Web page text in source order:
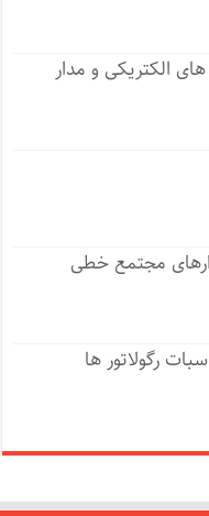
الکتریکی و مدار
مجتمع خطی
رگولاتور ها